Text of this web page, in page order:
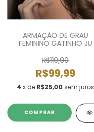
ARMAÇÃO DE GRAU
FEMININO GATINHO JU
R$119,99
R$99,99
4 x de R$25,00 sem juros
COMPRAR